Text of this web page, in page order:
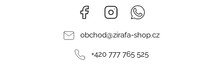
Facebook Instagram
obchod@zirafa-shop.cz
+420 777 765 525